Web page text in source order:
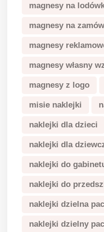
magnesy na
magnesy na
magnesy
magnesy własny
magnesy z logo
misie naklejki
naklejki dla dzieci
naklejki dla
naklejki do
naklejki do
naklejki dzielna
naklejki dzielny